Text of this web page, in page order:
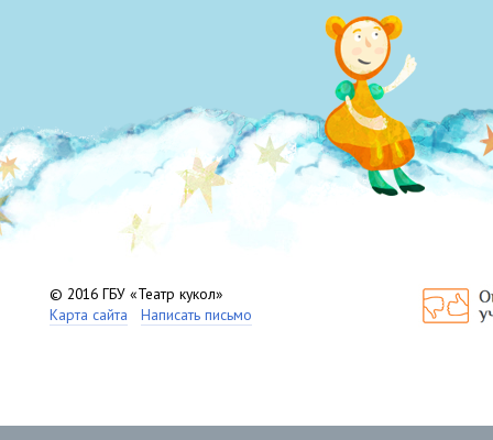
© 2016 ГБУ «Театр кукол»
Карта сайта
Написать письмо